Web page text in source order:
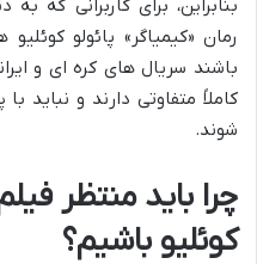
بنابراین، برای کاربرانی که
رمان «کیمیاگر» پائولو
باشند سریال های کره ای و
کاملاً متفاوتی دارند و نباید
شوند.
چرا باید منتظر
کوئلیو باشیم؟